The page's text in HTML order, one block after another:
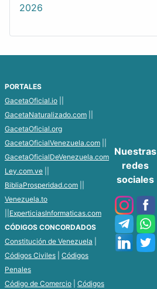
2026
PORTALES
GacetaOficial.io
GacetaNaturalizado.com
GacetaOficial.org
GacetaOficialVenezuela.com
GacetaOficialDeVenezuela.com
Ley.com.ve
BibliaProsperidad.com
Venezuela.to
ExperticiasInformaticas.com
CÓDIGOS CONCORDADOS
Constitución de Venezuela
Códigos Civiles
Códigos
Penales
Código de Comercio
Códigos
Nuestras
redes
sociales